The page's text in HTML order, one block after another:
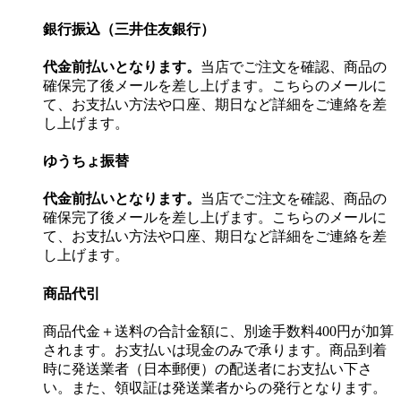
銀行振込（三井住友銀行）
代金前払いとなります。 当店でご注文を確認、商品の
確保完了後メールを差し上げます。こちらのメールに
て、お支払い方法や口座、期日など詳細をご連絡を差
し上げます。
ゆうちょ振替
代金前払いとなります。 当店でご注文を確認、商品の
確保完了後メールを差し上げます。こちらのメールに
て、お支払い方法や口座、期日など詳細をご連絡を差
し上げます。
商品代引
商品代金＋送料の合計金額に、別途手数料400円が加算
されます。お支払いは現金のみで承ります。商品到着
時に発送業者（日本郵便）の配送者にお支払い下さ
い。また、領収証は発送業者からの発行となります。